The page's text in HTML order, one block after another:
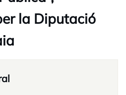
la Diputació